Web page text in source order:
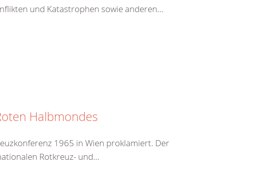
und Katastrophen sowie anderen...
Halbmondes
1965 in Wien proklamiert. Der
Rotkreuz- und...